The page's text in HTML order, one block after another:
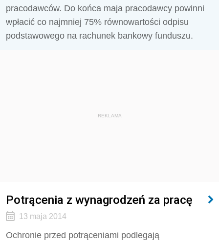
pracodawców. Do końca maja pracodawcy powinni
wpłacić co najmniej 75% równowartości odpisu
podstawowego na rachunek bankowy funduszu.
REKLAMA
Potrącenia z wynagrodzeń za pracę
13 maja 2014
Ochronie przed potrąceniami podlegają